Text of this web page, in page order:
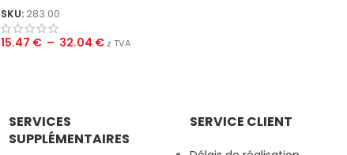
SKU: 283.00
15.47 € – 32.04 € z TVA
SERVICES
SUPPLÉMENTAIRES
SERVICE CLIENT